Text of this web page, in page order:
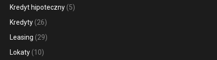
Kredyt hipoteczny (5)
Kredyty (26)
Leasing (29)
Lokaty (10)